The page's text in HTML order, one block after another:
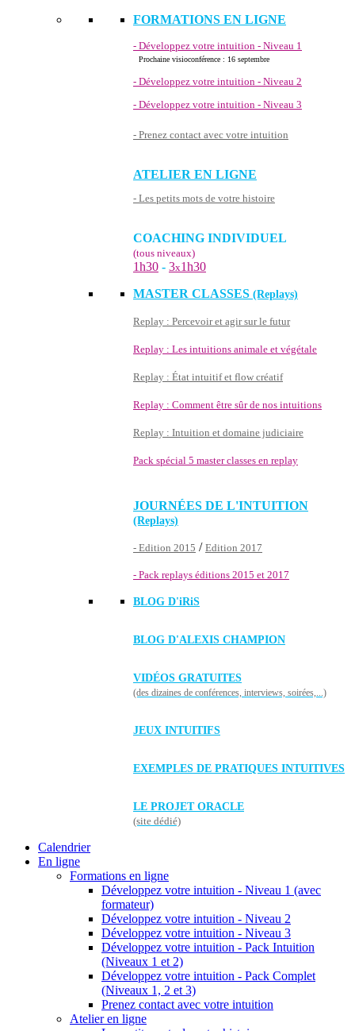
FORMATIONS EN LIGNE
- Développez votre intuition - Niveau 1
Prochaine visioconférence : 16 septembre
- Développez votre intuition - Niveau 2
- Développez votre intuition - Niveau 3
- Prenez contact avec votre intuition
ATELIER EN LIGNE
- Les petits mots de votre histoire
COACHING INDIVIDUEL
(tous niveaux)
1h30 - 3x1h30
MASTER CLASSES (Replays)
Replay : Percevoir et agir sur le futur
Replay : Les intuitions animale et végétale
Replay : État intuitif et flow créatif
Replay : Comment être sûr de nos intuitions
Replay : Intuition et domaine judiciaire
Pack spécial 5 master classes en replay
JOURNÉES DE L'INTUITION
(Replays)
- Edition 2015 / Edition 2017
- Pack replays éditions 2015 et 2017
BLOG D'iRiS
BLOG D'ALEXIS CHAMPION
VIDÉOS GRATUITES
(des dizaines de conférences, interviews, soirées,...)
JEUX INTUITIFS
EXEMPLES DE PRATIQUES INTUITIVES
LE PROJET ORACLE
(site dédié)
Calendrier
En ligne
Formations en ligne
Développez votre intuition - Niveau 1 (avec
formateur)
Développez votre intuition - Niveau 2
Développez votre intuition - Niveau 3
Développez votre intuition - Pack Intuition
(Niveaux 1 et 2)
Développez votre intuition - Pack Complet
(Niveaux 1, 2 et 3)
Prenez contact avec votre intuition
Atelier en ligne